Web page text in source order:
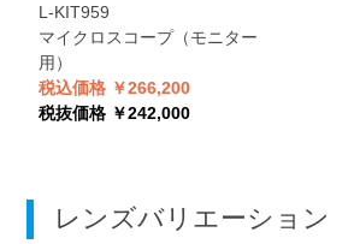
L-KIT959
マイクロスコープ（モニター
用）
税込価格 ￥266,200
税抜価格 ￥242,000
レンズバリエーション